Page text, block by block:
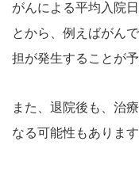
がんによる平均入院
とから、例えばがん
担が発生することが予
また、退院後も、治
なる可能性もあります